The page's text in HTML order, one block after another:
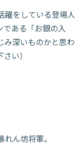
躍をしている登場人
である「お銀の入
み深いものかと思わ
い）
ん坊将軍。